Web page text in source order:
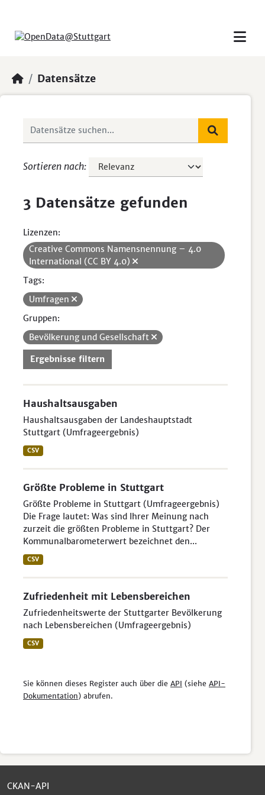
Datensätze
Sortieren nach
3 Datensätze gefunden
Lizenzen:
Creative Commons Namensnennung – 4.0
International (CC BY 4.0)
Tags:
Umfragen
Gruppen:
Bevölkerung und Gesellschaft
Ergebnisse filtern
Haushaltsausgaben
Haushaltsausgaben der Landeshauptstadt
Stuttgart (Umfrageergebnis)
CSV
Größte Probleme in Stuttgart
Größte Probleme in Stuttgart (Umfrageergebnis)
Die Frage lautet: Was sind Ihrer Meinung nach
zurzeit die größten Probleme in Stuttgart? Der
Kommunalbarometerwert bezeichnet den...
CSV
Zufriedenheit mit Lebensbereichen
Zufriedenheitswerte der Stuttgarter Bevölkerung
nach Lebensbereichen (Umfrageergebnis)
CSV
Sie können dieses Register auch über die API (siehe API-
Dokumentation) abrufen.
CKAN-API